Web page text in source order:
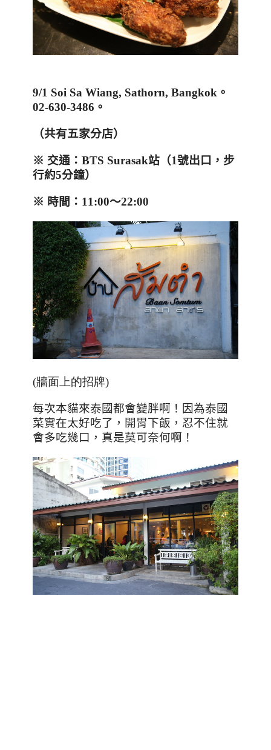
9/1 Soi Sa Wiang, Sathorn, Bangkok 。
02-630-3486 。
（共有五家分店）
※ 交通： BTS Surasak站（1號出口，步
行約5分鐘）
※ 時間： 11:00～22:00
(牆面上的招牌)
每次本貓來泰國都會變胖啊！因為泰國
菜實在太好吃了，開胃下飯，忍不住就
會多吃幾口，真是莫可奈何啊！